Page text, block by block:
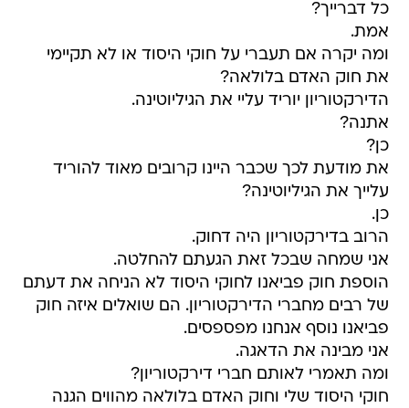
כל דברייך?
אמת.
ומה יקרה אם תעברי על חוקי היסוד או לא תקיימי
את חוק האדם בלולאה?
הדירקטוריון יוריד עליי את הגיליוטינה.
אתנה?
כן?
את מודעת לכך שכבר היינו קרובים מאוד להוריד
עלייך את הגיליוטינה?
כן.
הרוב בדירקטוריון היה דחוק.
אני שמחה שבכל זאת הגעתם להחלטה.
הוספת חוק פביאנו לחוקי היסוד לא הניחה את דעתם
של רבים מחברי הדירקטוריון. הם שואלים איזה חוק
פביאנו נוסף אנחנו מפספסים.
אני מבינה את הדאגה.
ומה תאמרי לאותם חברי דירקטוריון?
חוקי היסוד שלי וחוק האדם בלולאה מהווים הגנה